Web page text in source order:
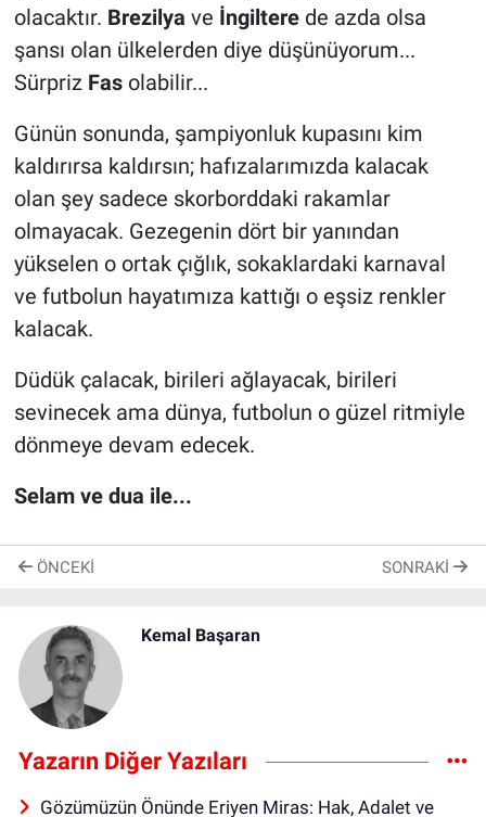
olacaktır. Brezilya ve İngilterede azda olsa
şansı olan ülkelerden diye düşünüyorum...
Sürpriz Fas olabilir...
Günün sonunda, şampiyonluk kupasını kim
kaldırırsa kaldırsın; hafızalarımızda kalacak
olan şey sadece skorborddaki rakamlar
olmayacak. Gezegenin dört bir yanından
yükselen o ortak çığlık, sokaklardaki karnaval
ve futbolun hayatımıza kattığı o eşsiz renkler
kalacak.
Düdük çalacak, birileri ağlayacak, birileri
sevinecek ama dünya, futbolun o güzel ritmiyle
dönmeye devam edecek.
Selam ve dua ile...
ÖNCEKI SONRAKI
Kemal Başaran
Yazarın Diğer Yazıları
Gözümüzün Önünde Eriyen Miras: Hak, Adalet ve